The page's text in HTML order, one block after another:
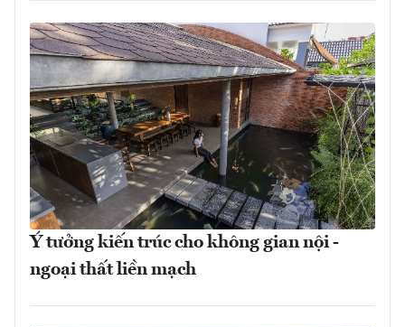
Ý tưởng kiến trúc cho không gian nội -
ngoại thất liền mạch